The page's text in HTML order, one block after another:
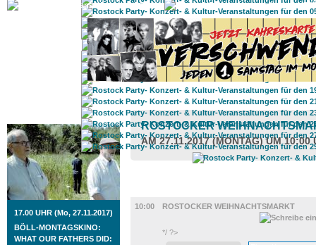
GAY
ROSTOCK TAGESTIPP
17.00 UHR (Mo, 27.11.2017)
BÖLL-MONTAGSKINO:
WHAT OUR FATHERS DID:
ROSTOCKER
AM 27.11.2017 (MONTAG) UM 10:00
10:00
ROSTOCKER WEIHNACHTSMARKT
*/ ?>